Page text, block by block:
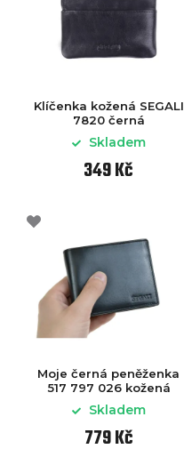
Klíčenka kožená SEGALI
7820 černá
Skladem
349 Kč
Moje černá peněženka
517 797 026 kožená
Skladem
779 Kč